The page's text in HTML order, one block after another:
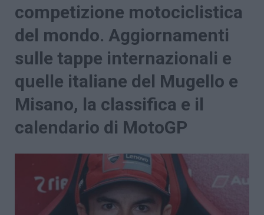
competizione motociclistica
del mondo. Aggiornamenti
sulle tappe internazionali e
quelle italiane del Mugello e
Misano, la classifica e il
calendario di MotoGP